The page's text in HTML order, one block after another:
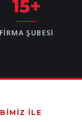
15+
FIRMA ŞUBESI
İLE